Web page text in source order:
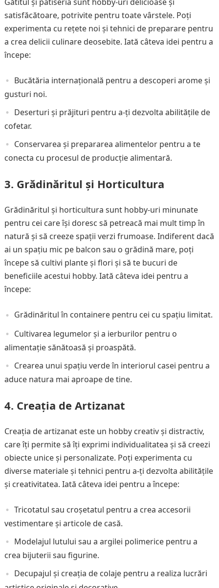
satisfăcătoare, potrivite pentru toate vârstele. Poți
experimenta cu rețete noi și tehnici de preparare pentru
a crea delicii culinare deosebite. Iată câteva idei pentru a
începe:
Bucătăria internațională pentru a descoperi arome și
gusturi noi.
Deserturi și prăjituri pentru a-ți dezvolta abilitățile de
cofetar.
Conservarea și prepararea alimentelor pentru a te
conecta cu procesul de producție alimentară.
3. Grădinăritul și Horticultura
Grădinăritul și horticultura sunt hobby-uri minunate
pentru cei care își doresc să petreacă mai mult timp în
natură și să creeze spații verzi frumoase. Indiferent dacă
ai un spațiu mic pe balcon sau o grădină mare, poți
începe să cultivi plante și flori și să te bucuri de
beneficiile acestui hobby. Iată câteva idei pentru a
începe:
Grădinăritul în containere pentru cei cu spațiu limitat.
Cultivarea legumelor și a ierburilor pentru o
alimentație sănătoasă și proaspătă.
Crearea unui spațiu verde în interiorul casei pentru a
aduce natura mai aproape de tine.
4. Creația de Artizanat
Creația de artizanat este un hobby creativ și distractiv,
care îți permite să îți exprimi individualitatea și să creezi
obiecte unice și personalizate. Poți experimenta cu
diverse materiale și tehnici pentru a-ți dezvolta abilitățile
și creativitatea. Iată câteva idei pentru a începe:
Tricotatul sau croșetatul pentru a crea accesorii
vestimentare și articole de casă.
Modelajul lutului sau a argilei polimerice pentru a
crea bijuterii sau figurine.
Decupajul și creația de colaje pentru a realiza lucrări